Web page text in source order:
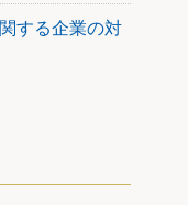
する企業の対